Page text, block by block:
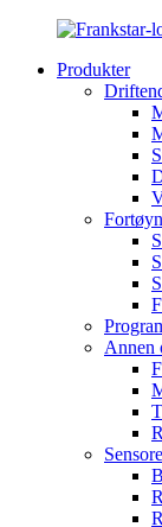
Produkter
Annen